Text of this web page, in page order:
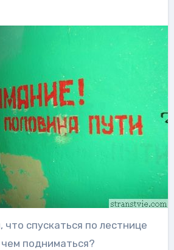
что спускаться по лестнице
подниматься?